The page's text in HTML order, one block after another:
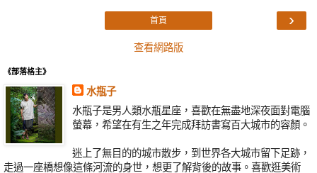
›
首頁
查看網路版
《部落格主》
水瓶子
水瓶子是男人類水瓶星座，喜歡在無盡地深夜面對電腦
螢幕，希望在有生之年完成拜訪書寫百大城市的容顏。
迷上了無目的的城市散步，到世界各大城市留下足跡，
走過一座橋想像這條河流的身世，想更了解背後的故事。喜歡逛美術